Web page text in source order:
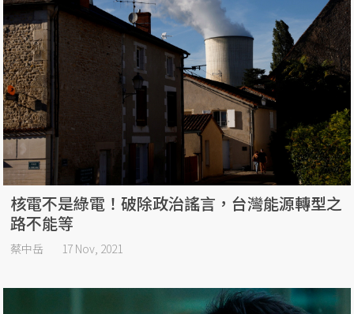
核電不是綠電！破除政治謠言，台灣能源轉型之
路不能等
蔡中岳 17 Nov, 2021